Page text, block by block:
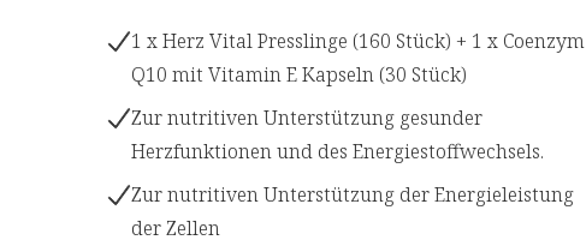
1 x Herz Vital Presslinge (160 Stück) + 1 x Coenzym
Q10 mit Vitamin E Kapseln (30 Stück)
Zur nutritiven Unterstützung gesunder
Herzfunktionen und des Energiestoffwechsels.
Zur nutritiven Unterstützung der Energieleistung
der Zellen